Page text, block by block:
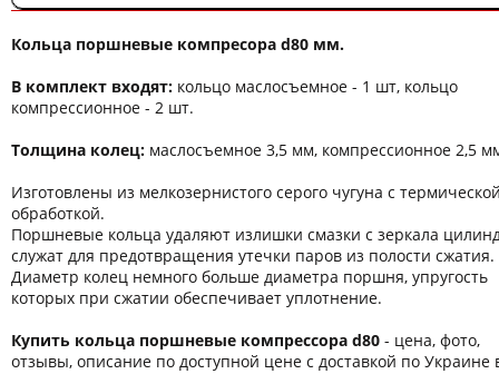
Кольца поршневые компресора d80 мм.
В комплект входят: кольцо маслосъемное - 1 шт, кольцо
компрессионное - 2 шт.
Толщина колец: маслосъемное 3,5 мм, компрессионное 2,5
Изготовлены из мелкозернистого серого чугуна с
обработкой.
Поршневые кольца удаляют излишки смазки с зеркала
служат для предотвращения утечки паров из полости сжатия.
Диаметр колец немного больше диаметра поршня, упругость
которых при сжатии обеспечивает уплотнение.
Купить кольца поршневые компрессора d80 - цена, фото,
отзывы, описание по доступной цене с доставкой по Украине